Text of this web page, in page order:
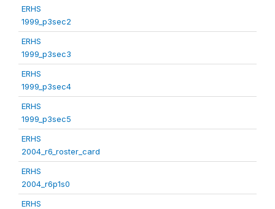
ERHS
1999_p3sec2
ERHS
1999_p3sec3
ERHS
1999_p3sec4
ERHS
1999_p3sec5
ERHS
2004_r6_roster_card
ERHS
2004_r6p1s0
ERHS